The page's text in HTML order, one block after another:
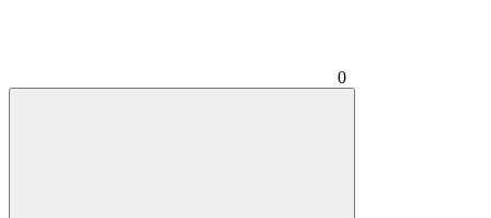
0